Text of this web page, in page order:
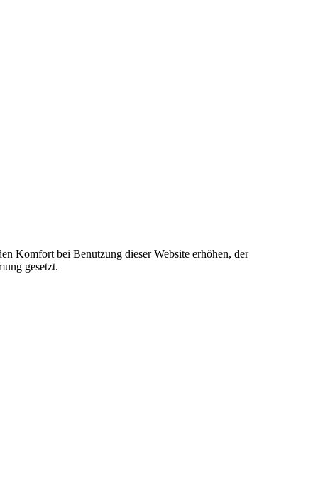
Komfort bei Benutzung dieser Website erhöhen, der
gesetzt.